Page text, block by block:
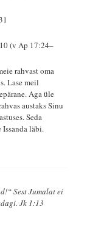
(v Ap 17:24–
rahvast oma
Lase meil
Aga üle
austaks Sinu
Seda
Issanda läbi.
Sest Jumalat ei
Jk 1:13